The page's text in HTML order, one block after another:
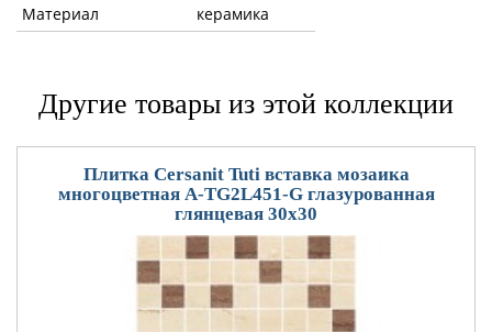
Материал
керамика
Другие товары из этой коллекции
Плитка Cersanit Tuti вставка мозаика
многоцветная A-TG2L451-G глазурованная
глянцевая 30x30